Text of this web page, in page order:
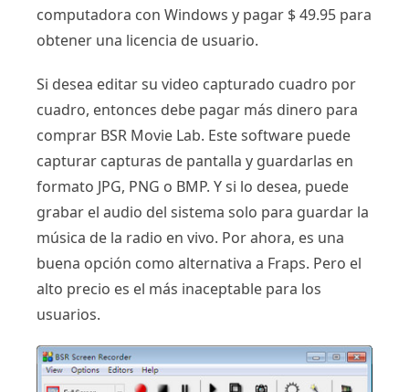
computadora con Windows y pagar $ 49.95 para
obtener una licencia de usuario.
Si desea editar su video capturado cuadro por
cuadro, entonces debe pagar más dinero para
comprar BSR Movie Lab. Este software puede
capturar capturas de pantalla y guardarlas en
formato JPG, PNG o BMP. Y si lo desea, puede
grabar el audio del sistema solo para guardar la
música de la radio en vivo. Por ahora, es una
buena opción como alternativa a Fraps. Pero el
alto precio es el más inaceptable para los
usuarios.